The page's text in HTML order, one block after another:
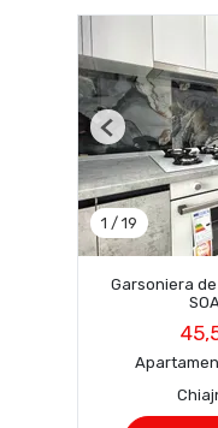
1 / 19
Previous
Garsoniera